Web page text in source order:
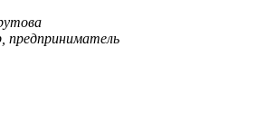
предприниматель